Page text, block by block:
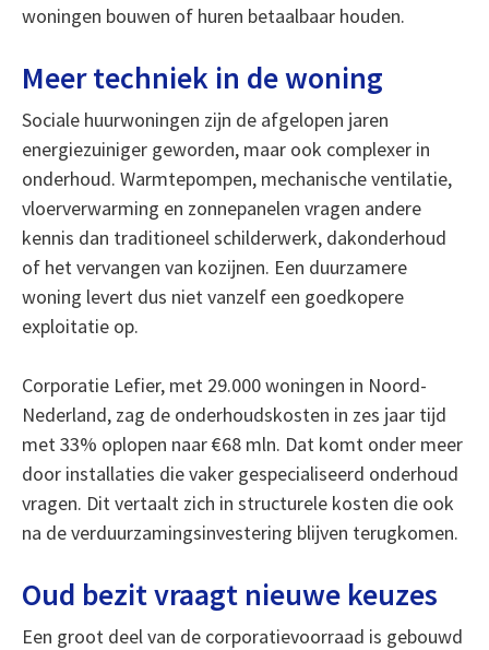
woningen bouwen of huren betaalbaar houden.
Meer techniek in de woning
Sociale huurwoningen zijn de afgelopen jaren
energiezuiniger geworden, maar ook complexer in
onderhoud. Warmtepompen, mechanische ventilatie,
vloerverwarming en zonnepanelen vragen andere
kennis dan traditioneel schilderwerk, dakonderhoud
of het vervangen van kozijnen. Een duurzamere
woning levert dus niet vanzelf een goedkopere
exploitatie op.
Corporatie Lefier, met 29.000 woningen in Noord-
Nederland, zag de onderhoudskosten in zes jaar tijd
met 33% oplopen naar €68 mln. Dat komt onder meer
door installaties die vaker gespecialiseerd onderhoud
vragen. Dit vertaalt zich in structurele kosten die ook
na de verduurzamingsinvestering blijven terugkomen.
Oud bezit vraagt nieuwe keuzes
Een groot deel van de corporatievoorraad is gebouwd